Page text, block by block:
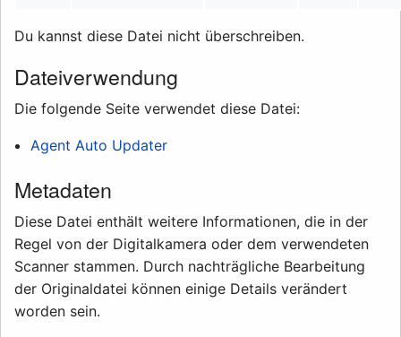
Du kannst diese Datei nicht überschreiben.
Dateiverwendung
Die folgende Seite verwendet diese Datei:
Agent Auto Updater
Metadaten
Diese Datei enthält weitere Informationen, die in der
Regel von der Digitalkamera oder dem verwendeten
Scanner stammen. Durch nachträgliche Bearbeitung
der Originaldatei können einige Details verändert
worden sein.